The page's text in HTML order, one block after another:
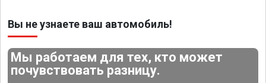
Вы не узнаете ваш автомобиль!
Мы работаем для тех, кто может
почувствовать разницу.